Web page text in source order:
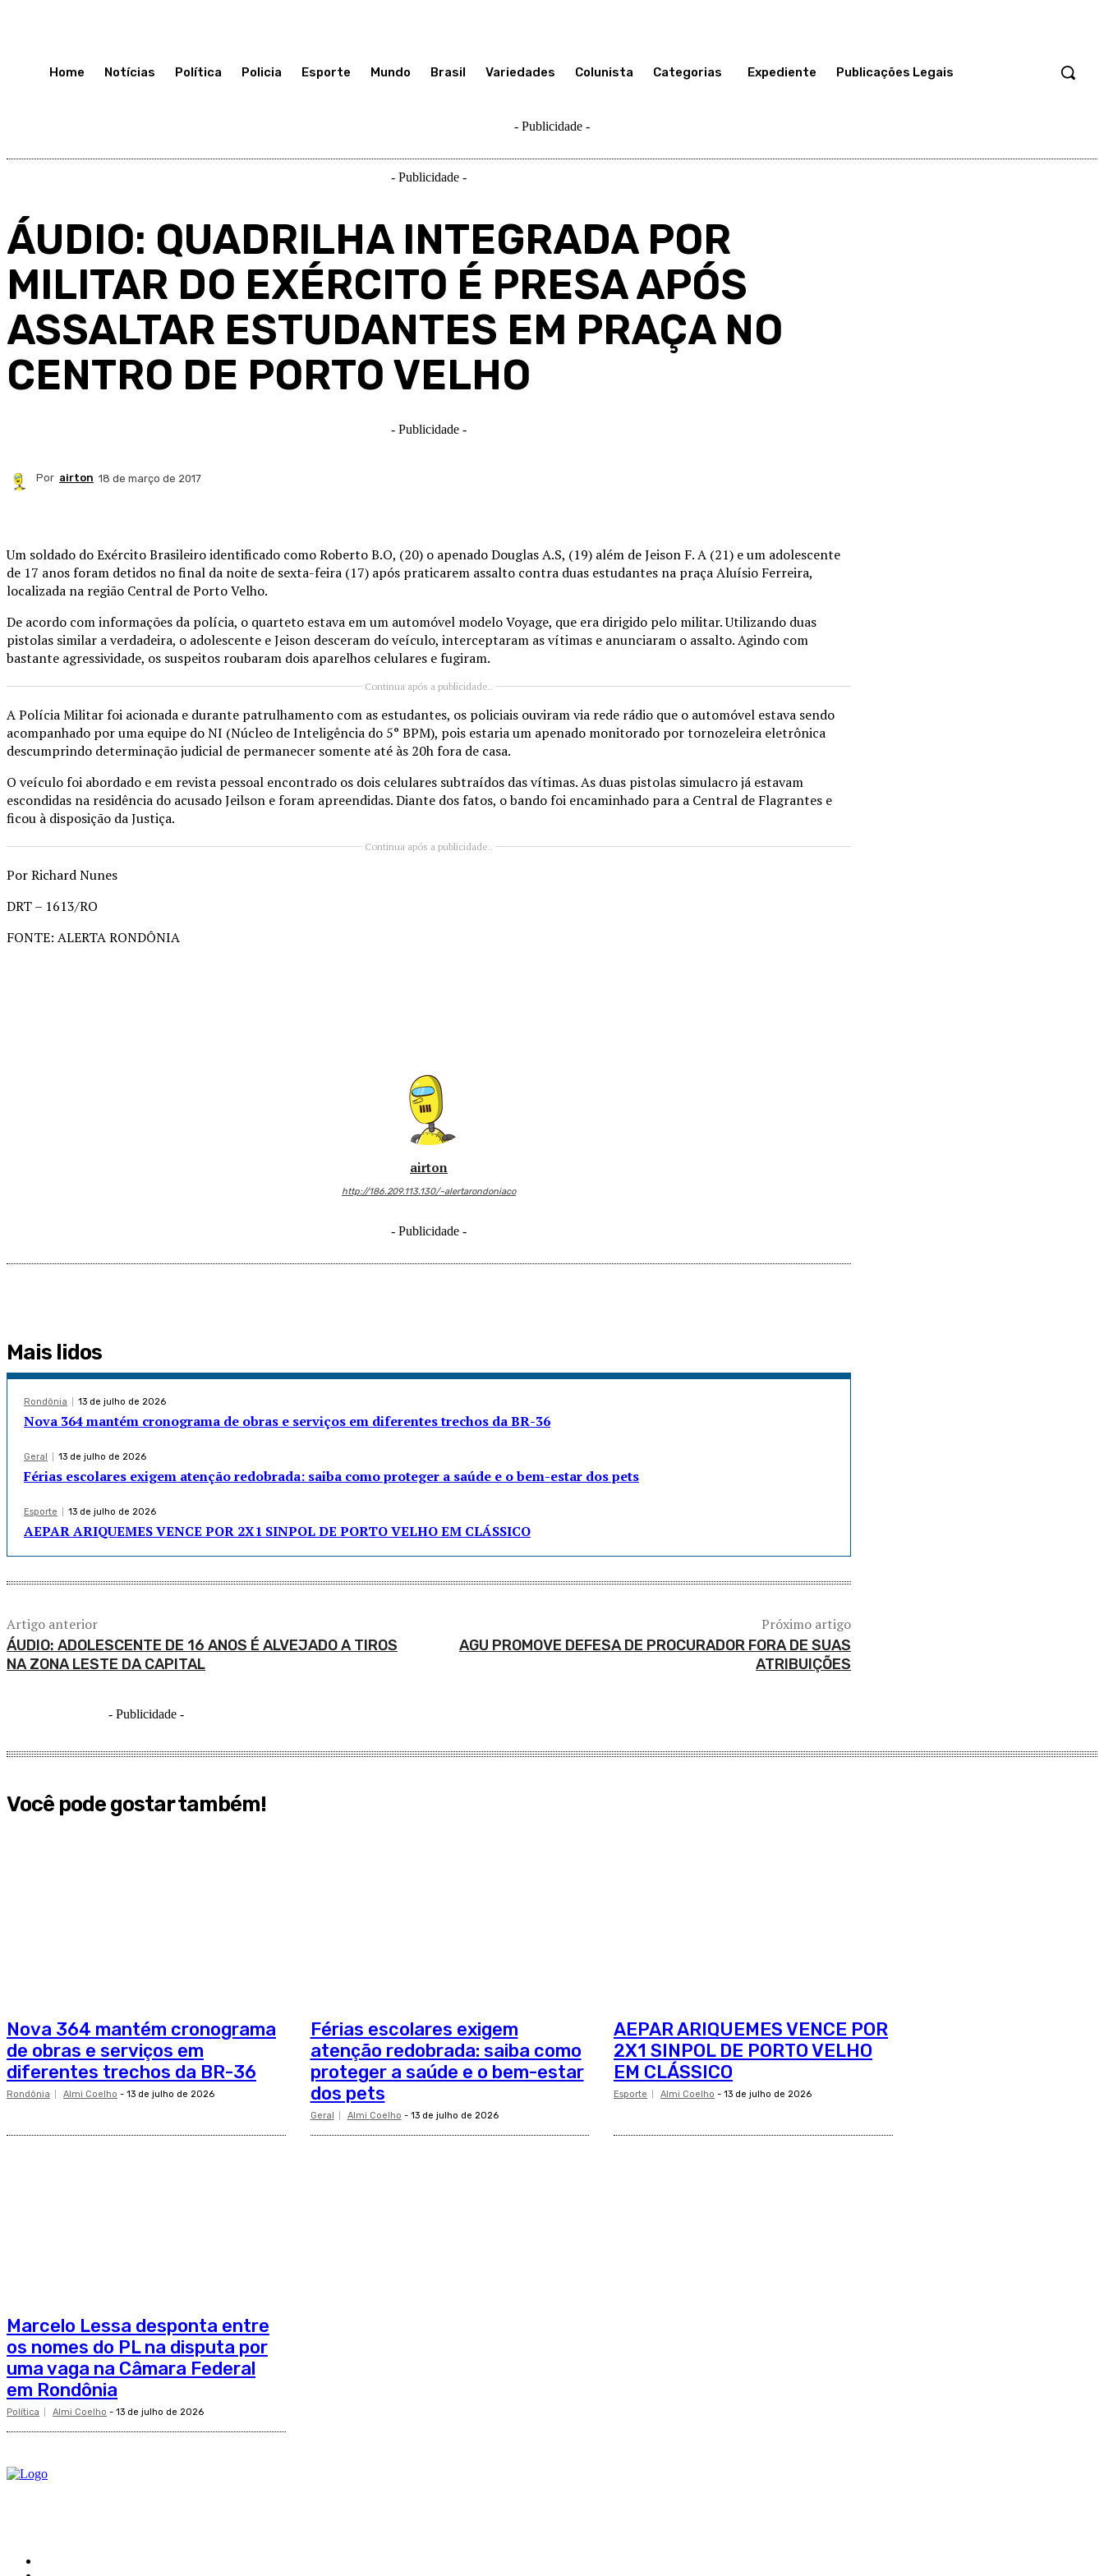
Home Notícias Política Policia Esporte Mundo Brasil Variedades Colunista Categorias Expediente Publicações Legais
- Publicidade -
- Publicidade -
ÁUDIO: QUADRILHA INTEGRADA POR
MILITAR DO EXÉRCITO É PRESA APÓS
ASSALTAR ESTUDANTES EM PRAÇA NO
CENTRO DE PORTO VELHO
- Publicidade -
Por airton 18 de março de 2017
Um soldado do Exército Brasileiro identificado como Roberto B.O, (20) o apenado Douglas A.S, (19) além de Jeison F. A (21) e um adolescente
de 17 anos foram detidos no final da noite de sexta-feira (17) após praticarem assalto contra duas estudantes na praça Aluísio Ferreira,
localizada na região Central de Porto Velho.
De acordo com informações da polícia, o quarteto estava em um automóvel modelo Voyage, que era dirigido pelo militar. Utilizando duas
pistolas similar a verdadeira, o adolescente e Jeison desceram do veículo, interceptaram as vítimas e anunciaram o assalto. Agindo com
bastante agressividade, os suspeitos roubaram dois aparelhos celulares e fugiram.
Continua após a publicidade..
A Polícia Militar foi acionada e durante patrulhamento com as estudantes, os policiais ouviram via rede rádio que o automóvel estava sendo
acompanhado por uma equipe do NI (Núcleo de Inteligência do 5° BPM), pois estaria um apenado monitorado por tornozeleira eletrônica
descumprindo determinação judicial de permanecer somente até às 20h fora de casa.
O veículo foi abordado e em revista pessoal encontrado os dois celulares subtraídos das vítimas. As duas pistolas simulacro já estavam
escondidas na residência do acusado Jeilson e foram apreendidas. Diante dos fatos, o bando foi encaminhado para a Central de Flagrantes e
ficou à disposição da Justiça.
Continua após a publicidade..
Por Richard Nunes
DRT – 1613/RO
FONTE: ALERTA RONDÔNIA
airton
http://186.209.113.130/~alertarondoniaco
- Publicidade -
Mais lidos
Rondônia 13 de julho de 2026
Nova 364 mantém cronograma de obras e serviços em diferentes trechos da BR-36
Geral 13 de julho de 2026
Férias escolares exigem atenção redobrada: saiba como proteger a saúde e o bem-estar dos pets
Esporte 13 de julho de 2026
AEPAR ARIQUEMES VENCE POR 2X1 SINPOL DE PORTO VELHO EM CLÁSSICO
Artigo anterior
ÁUDIO: ADOLESCENTE DE 16 ANOS É ALVEJADO A TIROS
NA ZONA LESTE DA CAPITAL
Próximo artigo
AGU PROMOVE DEFESA DE PROCURADOR FORA DE SUAS
ATRIBUIÇÕES
- Publicidade -
Você pode gostar também!
Nova 364 mantém cronograma
de obras e serviços em
diferentes trechos da BR-36
Rondônia Almi Coelho - 13 de julho de 2026
Férias escolares exigem
atenção redobrada: saiba como
proteger a saúde e o bem-estar
dos pets
Geral Almi Coelho - 13 de julho de 2026
AEPAR ARIQUEMES VENCE POR
2X1 SINPOL DE PORTO VELHO
EM CLÁSSICO
Esporte Almi Coelho - 13 de julho de 2026
Marcelo Lessa desponta entre
os nomes do PL na disputa por
uma vaga na Câmara Federal
em Rondônia
Política Almi Coelho - 13 de julho de 2026